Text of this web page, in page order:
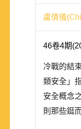
盧倩儀
46卷4期
冷戰的結
類安全」
安全概念
則那些鋌